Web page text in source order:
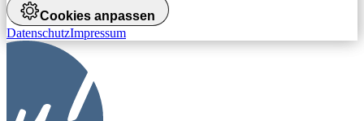
Cookies anpassen
DatenschutzImpressum